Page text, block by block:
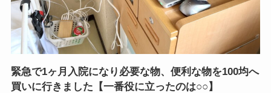
緊急で1ヶ月入院になり必要な物、便利な物を100均へ
買いに行きました【一番役に立ったのは○○】